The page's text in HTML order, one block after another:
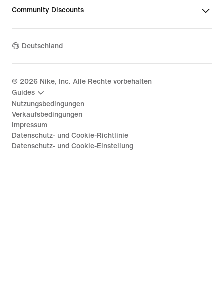
Community Discounts
Deutschland
© 2026 Nike, Inc. Alle Rechte vorbehalten
Guides
Nutzungsbedingungen
Verkaufsbedingungen
Impressum
Datenschutz- und Cookie-Richtlinie
Datenschutz- und Cookie-Einstellung